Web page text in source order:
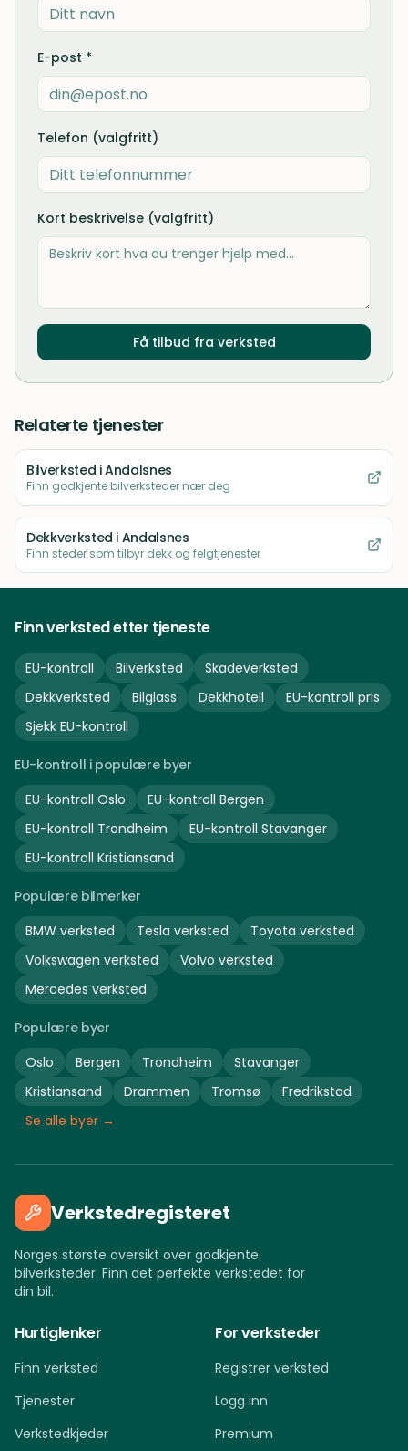
E-post *
Telefon (valgfritt)
Kort beskrivelse (valgfritt)
Få tilbud fra verksted
Relaterte tjenester
Bilverksted i Andalsnes
Finn godkjente bilverksteder nær deg
Dekkverksted i Andalsnes
Finn steder som tilbyr dekk og felgtjenester
Finn verksted etter tjeneste
EU-kontroll Bilverksted
Skadeverksted
Dekkverksted
Bilglass Dekkhotell
EU-kontroll pris
Sjekk EU-kontroll
EU-kontroll i populære byer
EU-kontroll Oslo EU-kontroll Bergen
EU-kontroll Trondheim EU-kontroll Stavanger
EU-kontroll Kristiansand
Populære bilmerker
BMW verksted Tesla verksted Toyota verksted
Volkswagen verksted Volvo verksted
Mercedes verksted
Populære byer
Oslo
Bergen Trondheim
Stavanger
Kristiansand
Drammen Tromsø
Fredrikstad
Se alle byer →
Verkstedregisteret
Norges største oversikt over godkjente
bilverksteder. Finn det perfekte verkstedet for
din bil.
Hurtiglenker
Finn verksted
Tjenester
Verkstedkjeder
For verksteder
Registrer verksted
Logg inn
Premium